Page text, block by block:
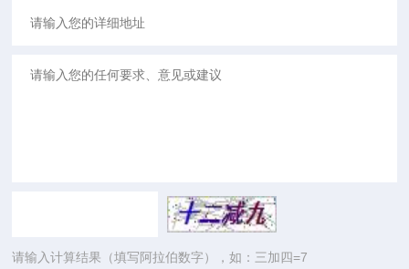
请输入计算结果（填写阿拉伯数字），如：三加四=7